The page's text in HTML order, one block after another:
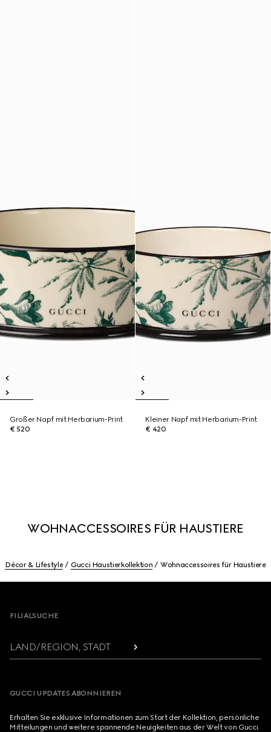
Großer Napf mit Herbarium-Print
€ 520
Kleiner Napf mit Herbarium-Print
€ 420
WOHNACCESSOIRES FÜR HAUSTIERE
Décor & Lifestyle Gucci Haustierkollektion Wohnaccessoires für Haustiere
FILIALSUCHE
LAND/REGION, STADT
GUCCI UPDATES ABONNIEREN
Erhalten Sie exklusive Informationen zum Start der Kollektion, persönliche
Mitteilungen und weitere spannende Neuigkeiten aus der Welt von Gucci.